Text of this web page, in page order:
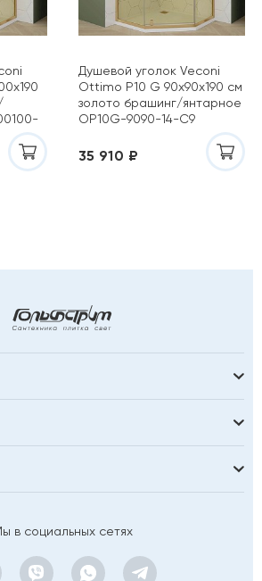
Душевой уголок Veconi
Ottimo P10 G 90х90х190 см
золото брашинг/янтарное
OP10G-9090-14-C9
35 910 ₽
в социальных сетях